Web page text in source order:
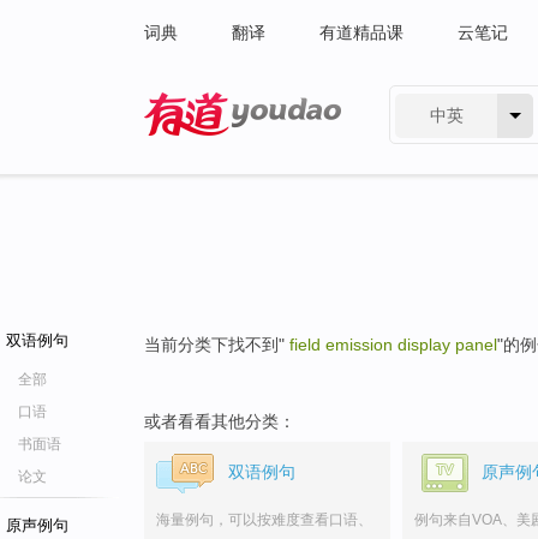
词典 翻译 有道精品课 云笔记
中英
双语例句
全部
口语
书面语
论文
原声例句
当前分类下找不到" field emission display panel"的
或者看看其他分类：
双语例句
海量例句，可以按难度查看口语、
原声例
例句来自VOA、美